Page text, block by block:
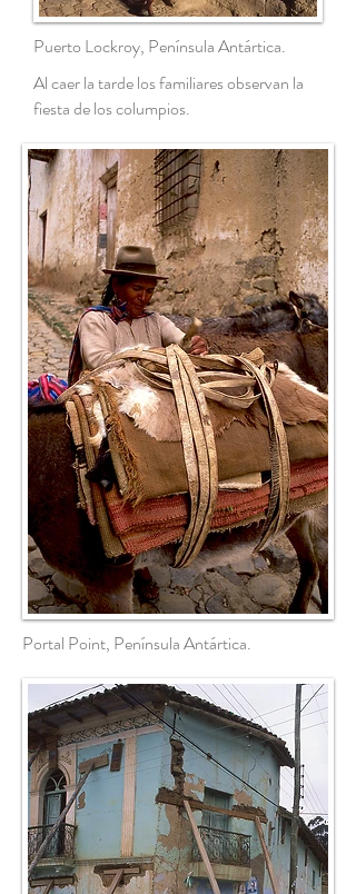
Puerto Lockroy, Península Antártica.
Al caer la tarde los familiares observan la
fiesta de los columpios.
Portal Point, Península Antártica.